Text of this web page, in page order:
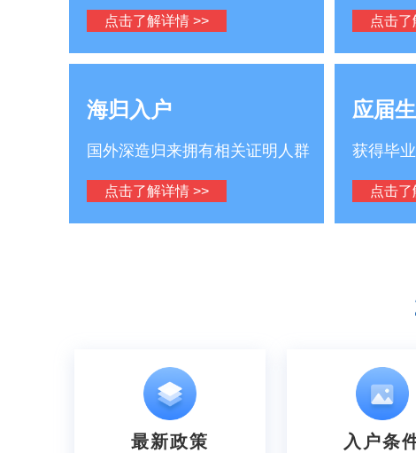
点击了解详情 >> 点击
海归入户
国外深造归来拥有相关证明人群
点击了解详情 >>
应届
获得毕
点击
最新政策 入户条